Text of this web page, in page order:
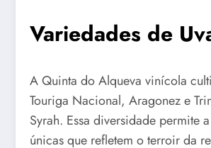
Variedades de
A Quinta do Alqueva vinícola
Touriga Nacional, Aragonez e
Syrah. Essa diversidade permite
únicas que refletem o terroir da